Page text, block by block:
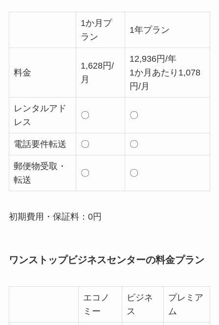
1か月プ
ラン
1年プラン
料金
1,628円/
月
12,936円/年
1か月あたり1,078
円/月
レンタルアド
レス
〇 〇
電話要件転送 〇 〇
郵便物受取・
転送
〇 〇
初期費用・保証料：0円
ワンストップビジネスセンターの料金プラン
エコノ
ミー
ビジネ
ス
プレミア
ム